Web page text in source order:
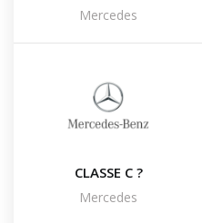
Mercedes
CLASSE C ?
Mercedes